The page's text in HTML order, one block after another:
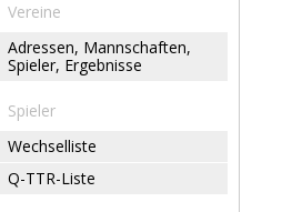
Vereine
Adressen, Mannschaften,
Spieler, Ergebnisse
Spieler
Wechselliste
Q-TTR-Liste